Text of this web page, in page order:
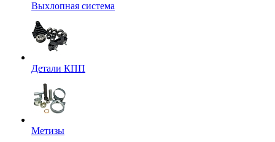
Выхлопная система
Детали КПП
Метизы